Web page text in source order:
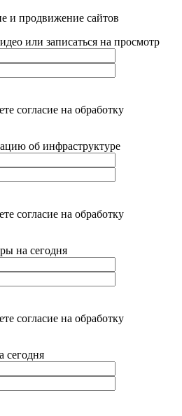
и продвижение сайтов
или записаться на просмотр
согласие на обработку
об инфраструктуре
согласие на обработку
на сегодня
согласие на обработку
сегодня